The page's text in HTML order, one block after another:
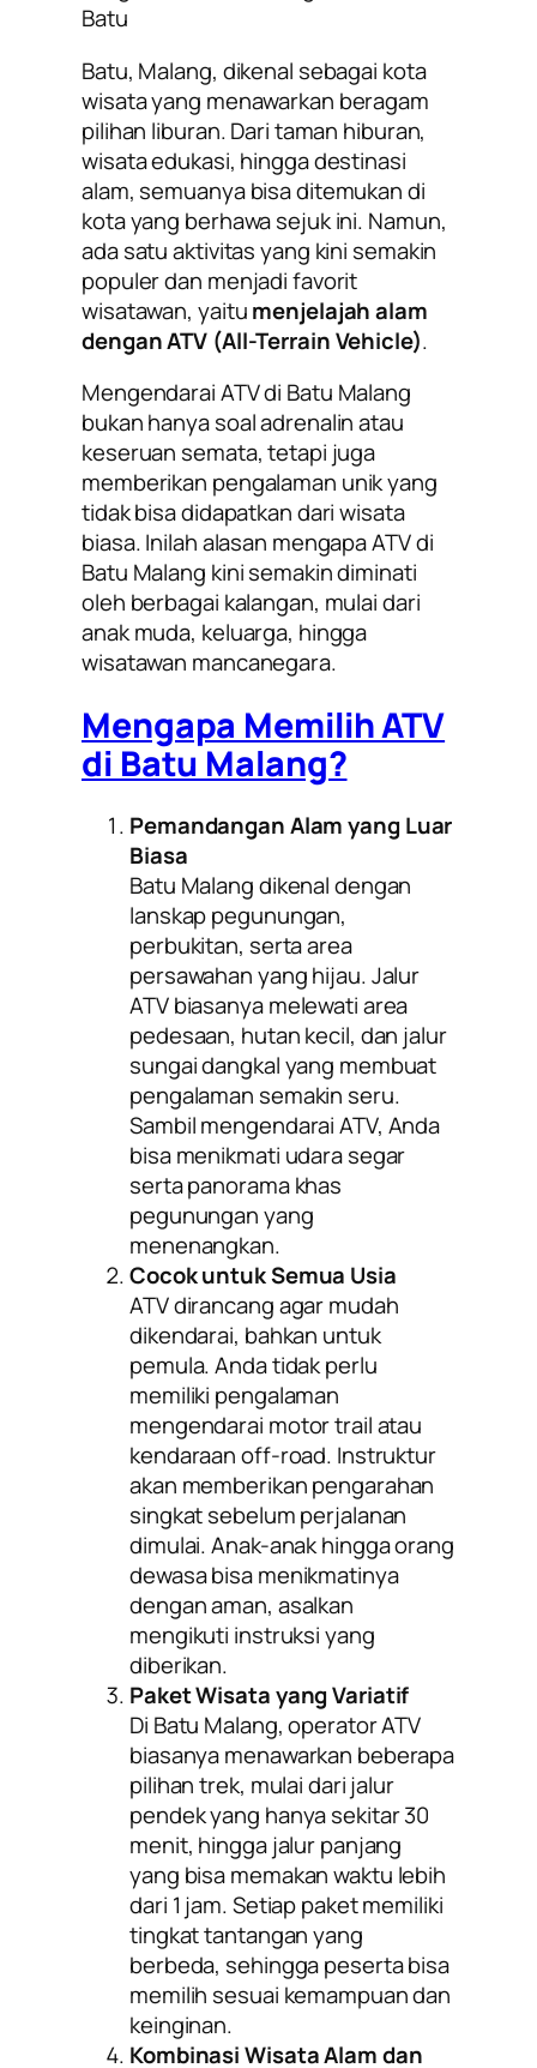
Batu
Batu, Malang, dikenal sebagai kota
wisata yang menawarkan beragam
pilihan liburan. Dari taman hiburan,
wisata edukasi, hingga destinasi
alam, semuanya bisa ditemukan di
kota yang berhawa sejuk ini. Namun,
ada satu aktivitas yang kini semakin
populer dan menjadi favorit
wisatawan, yaitumenjelajah alam
dengan ATV (All-Terrain Vehicle).
Mengendarai ATV di Batu Malang
bukan hanya soal adrenalin atau
keseruan semata, tetapi juga
memberikan pengalaman unik yang
tidak bisa didapatkan dari wisata
biasa. Inilah alasan mengapa ATV di
Batu Malang kini semakin diminati
oleh berbagai kalangan, mulai dari
anak muda, keluarga, hingga
wisatawan mancanegara.
Mengapa Memilih ATV
di Batu Malang?
Pemandangan Alam yang Luar
Biasa
Batu Malang dikenal dengan
lanskap pegunungan,
perbukitan, serta area
persawahan yang hijau. Jalur
ATV biasanya melewati area
pedesaan, hutan kecil, dan jalur
sungai dangkal yang membuat
pengalaman semakin seru.
Sambil mengendarai ATV, Anda
bisa menikmati udara segar
serta panorama khas
pegunungan yang
menenangkan.
Cocok untuk Semua Usia
ATV dirancang agar mudah
dikendarai, bahkan untuk
pemula. Anda tidak perlu
memiliki pengalaman
mengendarai motor trail atau
kendaraan off-road. Instruktur
akan memberikan pengarahan
singkat sebelum perjalanan
dimulai. Anak-anak hingga orang
dewasa bisa menikmatinya
dengan aman, asalkan
mengikuti instruksi yang
diberikan.
Paket Wisata yang Variatif
Di Batu Malang, operator ATV
biasanya menawarkan beberapa
pilihan trek, mulai dari jalur
pendek yang hanya sekitar 30
menit, hingga jalur panjang
yang bisa memakan waktu lebih
dari 1 jam. Setiap paket memiliki
tingkat tantangan yang
berbeda, sehingga peserta bisa
memilih sesuai kemampuan dan
keinginan.
Kombinasi Wisata Alam dan